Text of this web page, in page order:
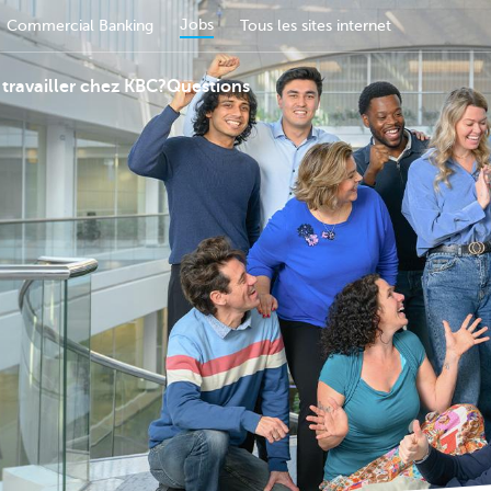
Commercial Banking Jobs Tous les sites internet
chez KBC?Questions